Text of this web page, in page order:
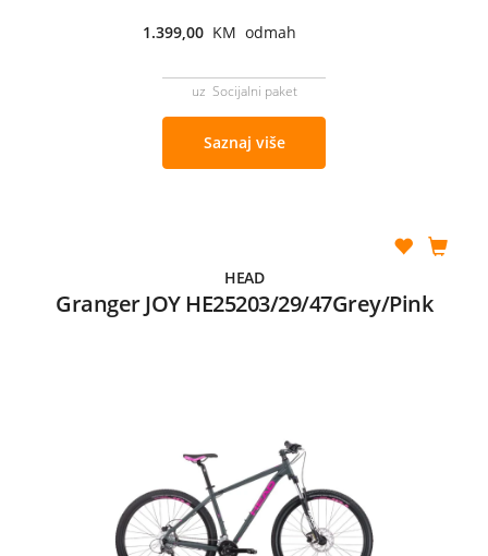
1.399,00 KM odmah
uz Socijalni paket
Saznaj više
HEAD
Granger JOY HE25203/29/47Grey/Pink